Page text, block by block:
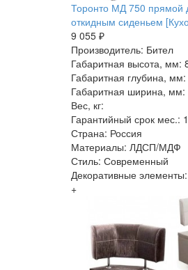
Торонто МД 750 прямой
откидным сиденьем
9 055 ₽
Производитель: Бител
Габаритная высота, мм:
Габаритная глубина,
Габаритная ширина, мм:
Вес, кг:
Гарантийный срок мес.:
Страна: Россия
Материалы: ЛДСП/МДФ
Стиль: Современный
Декоративные
+